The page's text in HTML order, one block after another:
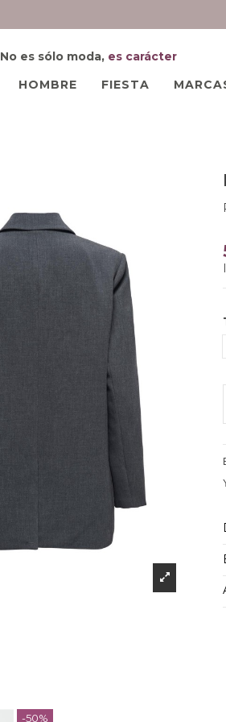
No es sólo moda, es carácter
HOMBRE FIESTA
-50%